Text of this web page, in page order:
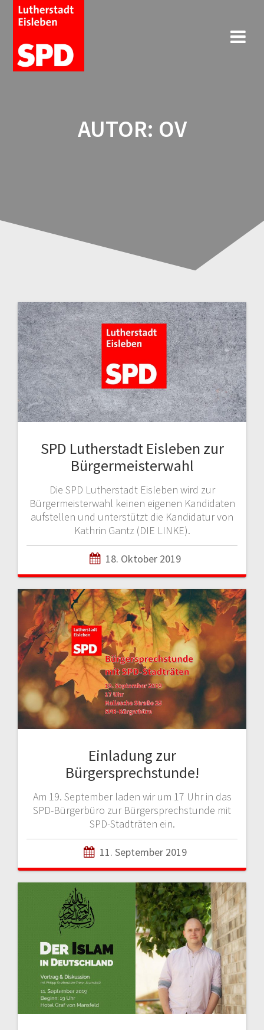
AUTOR: OV
SPD Lutherstadt Eisleben zur
Bürgermeisterwahl
Die SPD Lutherstadt Eisleben wird zur
Bürgermeisterwahl keinen eigenen Kandidaten
aufstellen und unterstützt die Kandidatur von
Kathrin Gantz (DIE LINKE).
18. Oktober 2019
Einladung zur
Bürgersprechstunde!
Am 19. September laden wir um 17 Uhr in das
SPD-Bürgerbüro zur Bürgersprechstunde mit
SPD-Stadträten ein.
11. September 2019